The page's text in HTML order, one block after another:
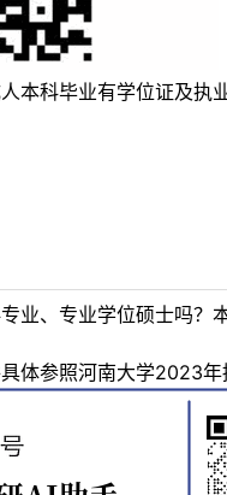
本科毕业有学位证及执
业、专业学位硕士吗？
体参照河南大学2023